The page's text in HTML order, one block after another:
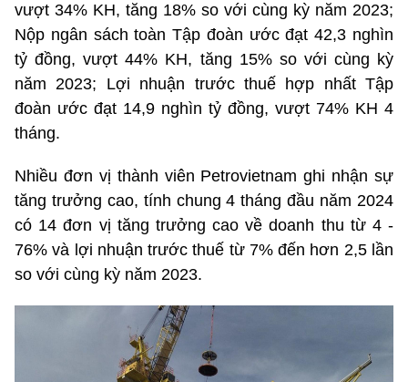
vượt 34% KH, tăng 18% so với cùng kỳ năm 2023;
Nộp ngân sách toàn Tập đoàn ước đạt 42,3 nghìn
tỷ đồng, vượt 44% KH, tăng 15% so với cùng kỳ
năm 2023; Lợi nhuận trước thuế hợp nhất Tập
đoàn ước đạt 14,9 nghìn tỷ đồng, vượt 74% KH 4
tháng.
Nhiều đơn vị thành viên Petrovietnam ghi nhận sự
tăng trưởng cao, tính chung 4 tháng đầu năm 2024
có 14 đơn vị tăng trưởng cao về doanh thu từ 4 -
76% và lợi nhuận trước thuế từ 7% đến hơn 2,5 lần
so với cùng kỳ năm 2023.